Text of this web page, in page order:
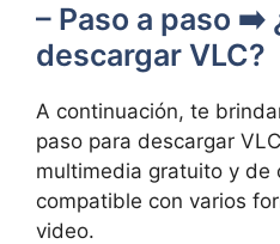
– Paso a paso ➡️
descargar VLC?
A continuación, te
paso para descargar
multimedia gratuito y de
compatible con varios
video.